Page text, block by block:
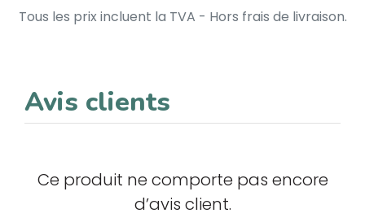
Tous les prix incluent la TVA - Hors frais de livraison.
Avis clients
Ce produit ne comporte pas encore
d’avis client.